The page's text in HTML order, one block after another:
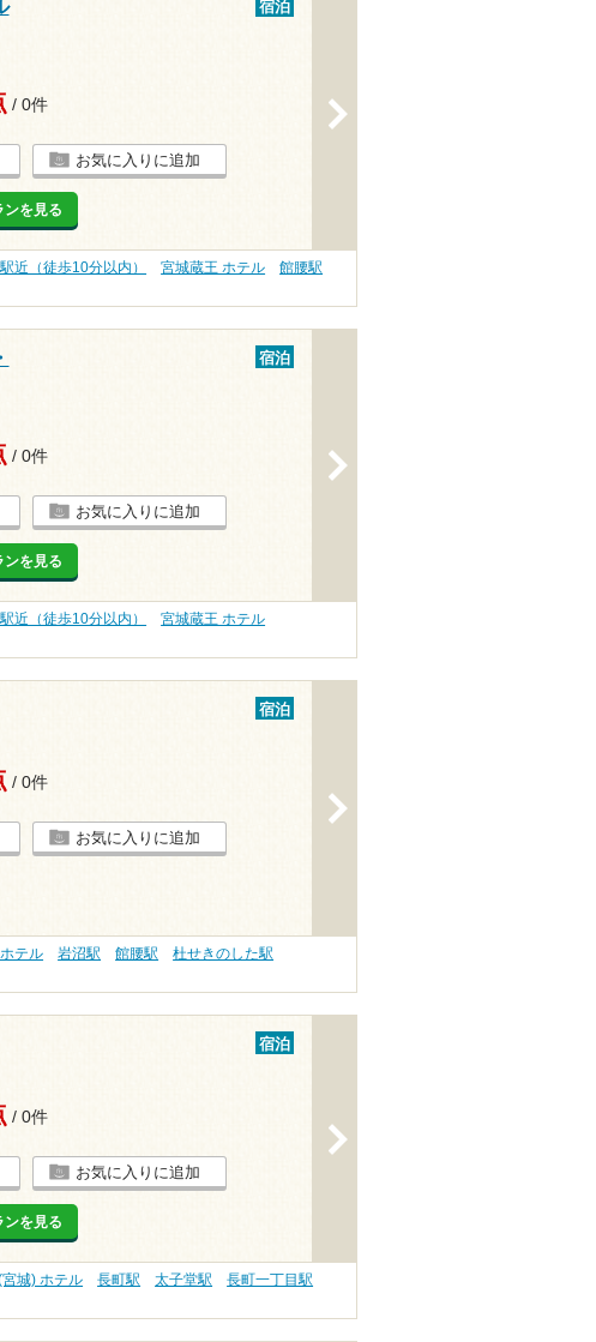
宿泊
/ 0件
お気に入りに追加
ンを見る
近（徒歩10分以内） 宮城蔵王 ホテル
館腰駅
宿泊
/ 0件
お気に入りに追加
ンを見る
近（徒歩10分以内）
宮城蔵王 ホテル
宿泊
/ 0件
お気に入りに追加
テル 岩沼駅 館腰駅
杜せきのした駅
宿泊
/ 0件
お気に入りに追加
ンを見る
城) ホテル 長町駅 太子堂駅
長町一丁目駅